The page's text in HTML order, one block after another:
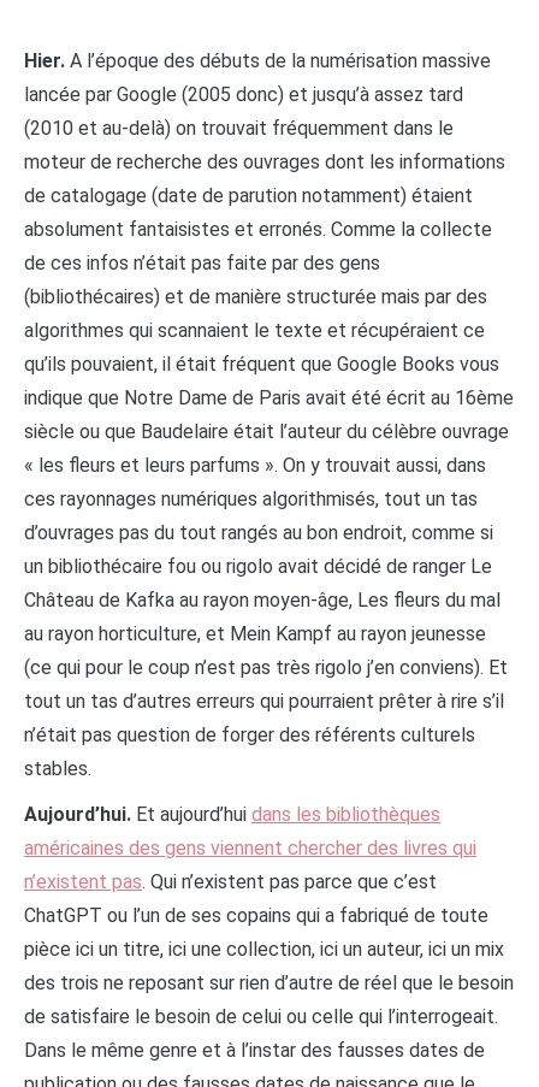
Hier. A l’époque des débuts de la numérisation massive
lancée par Google (2005 donc) et jusqu’à assez tard
(2010 et au-delà) on trouvait fréquemment dans le
moteur de recherche des ouvrages dont les informations
de catalogage (date de parution notamment) étaient
absolument fantaisistes et erronés. Comme la collecte
de ces infos n’était pas faite par des gens
(bibliothécaires) et de manière structurée mais par des
algorithmes qui scannaient le texte et récupéraient ce
qu’ils pouvaient, il était fréquent que Google Books vous
indique que Notre Dame de Paris avait été écrit au 16ème
siècle ou que Baudelaire était l’auteur du célèbre ouvrage
« les fleurs et leurs parfums ». On y trouvait aussi, dans
ces rayonnages numériques algorithmisés, tout un tas
d’ouvrages pas du tout rangés au bon endroit, comme si
un bibliothécaire fou ou rigolo avait décidé de ranger Le
Château de Kafka au rayon moyen-âge, Les fleurs du mal
au rayon horticulture, et Mein Kampf au rayon jeunesse
(ce qui pour le coup n’est pas très rigolo j’en conviens). Et
tout un tas d’autres erreurs qui pourraient prêter à rire s’il
n’était pas question de forger des référents culturels
stables.
Aujourd’hui. Et aujourd’hui dans les bibliothèques
américaines des gens viennent chercher des livres qui
n’existent pas. Qui n’existent pas parce que c’est
ChatGPT ou l’un de ses copains qui a fabriqué de toute
pièce ici un titre, ici une collection, ici un auteur, ici un mix
des trois ne reposant sur rien d’autre de réel que le besoin
de satisfaire le besoin de celui ou celle qui l’interrogeait.
Dans le même genre et à l’instar des fausses dates de